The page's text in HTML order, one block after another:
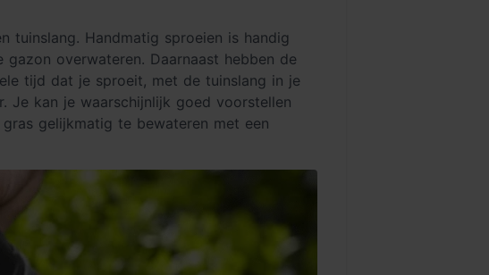
tuinslang. Handmatig sproeien is handig
overwateren. Daarnaast hebben de
tijd dat je sproeit, met de tuinslang in je
Je kan je waarschijnlijk goed voorstellen
gelijkmatig te bewateren met een